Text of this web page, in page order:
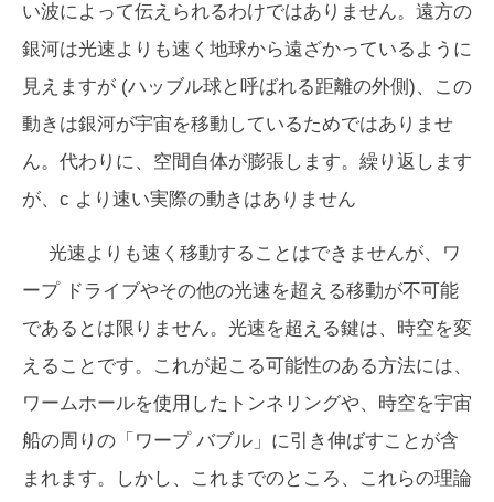
い波によって伝えられるわけではありません。遠方の
銀河は光速よりも速く地球から遠ざかっているように
見えますが (ハッブル球と呼ばれる距離の外側)、この
動きは銀河が宇宙を移動しているためではありませ
ん。代わりに、空間自体が膨張します。繰り返します
が、 c より速い実際の動きはありません
光速よりも速く移動することはできませんが、ワ
ープ ドライブやその他の光速を超える移動が不可能
であるとは限りません。光速を超える鍵は、時空を変
えることです。これが起こる可能性のある方法には、
ワームホールを使用したトンネリングや、時空を宇宙
船の周りの「ワープ バブル」に引き伸ばすことが含
まれます。しかし、これまでのところ、これらの理論